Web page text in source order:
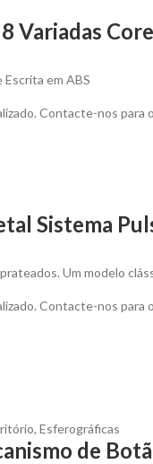
Variadas
em ABS
Contacte-nos
Sistema
Um modelo
Contacte-nos
, Esferográficas
de